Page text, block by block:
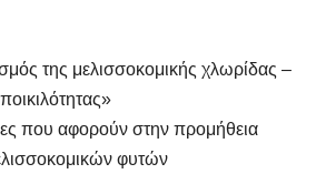
της μελισσοκομικής χλωρίδας –
που αφορούν στην προμήθεια
φυτών